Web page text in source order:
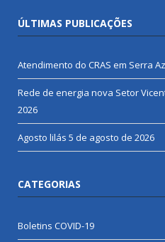
ÚLTIMAS PUBLICAÇÕES
Atendimento do CRAS em Serra
Rede de energia nova Setor
2026
Agosto lilás 5 de agosto de 2026
CATEGORIAS
Boletins COVID-19